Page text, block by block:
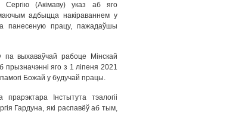
Сергію (Акімаву) указ аб яго
адбыцца накіраваннем у
панесеную працу, пажадаўшы
выхаваўчай рабоце Мінскай
прызначэнні яго з 1 ліпеня 2021
Божай у будучай працы.
Інстытута тэалогіі
Гардуна, які распавёў аб тым,